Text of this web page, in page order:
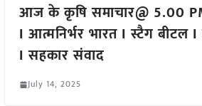
आज के कृषि समाचार@ 5.00
I आत्मनिर्भर भारत I स्टैग बीटल
I सहकार संवाद
July 14, 2025